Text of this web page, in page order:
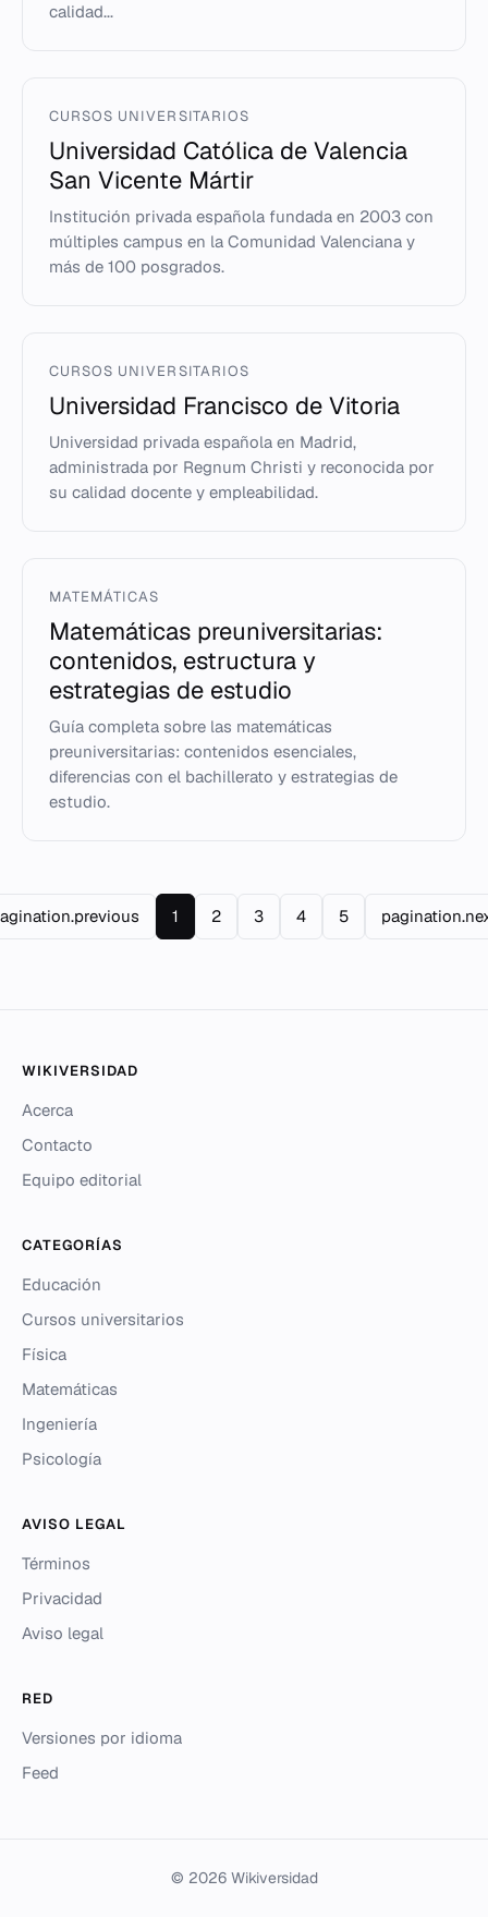
calidad...
CURSOS UNIVERSITARIOS
Universidad Católica de Valencia
San Vicente Mártir
Institución privada española fundada en 2003 con
múltiples campus en la Comunidad Valenciana y
más de 100 posgrados.
CURSOS UNIVERSITARIOS
Universidad Francisco de Vitoria
Universidad privada española en Madrid,
administrada por Regnum Christi y reconocida por
su calidad docente y empleabilidad.
MATEMÁTICAS
Matemáticas preuniversitarias:
contenidos, estructura y
estrategias de estudio
Guía completa sobre las matemáticas
preuniversitarias: contenidos esenciales,
diferencias con el bachillerato y estrategias de
estudio.
1 2 3 4 5
WIKIVERSIDAD
Acerca
Contacto
Equipo editorial
CATEGORÍAS
Educación
Cursos universitarios
Física
Matemáticas
Ingeniería
Psicología
AVISO LEGAL
Términos
Privacidad
Aviso legal
RED
Versiones por idioma
Feed
© 2026 Wikiversidad